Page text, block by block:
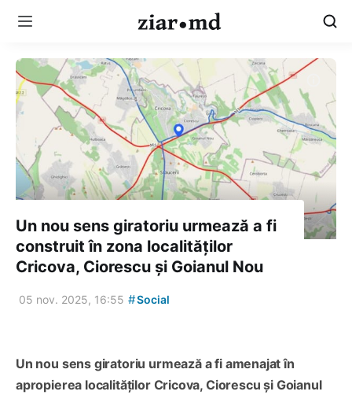
Un nou sens giratoriu urmează a fi
construit în zona localităților
Cricova, Ciorescu și Goianul Nou
05 nov. 2025, 16:55 #Social
Un nou sens giratoriu urmează a fi amenajat în
apropierea localităților Cricova, Ciorescu și Goianul